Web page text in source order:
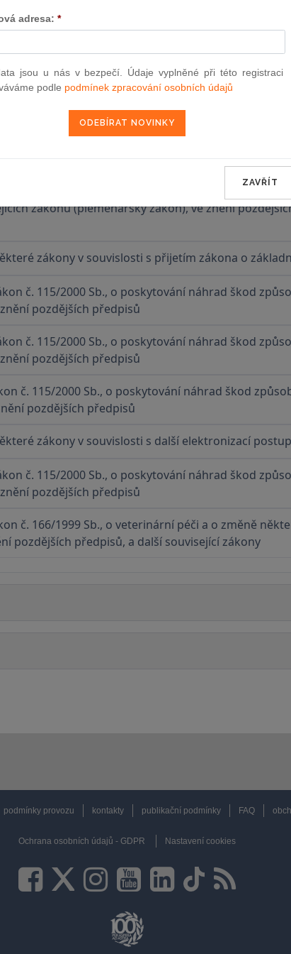
Zavřít
č. 115/2000 Sb., o poskytování náhrad škod
některých zákonů v souvislosti s ukončením
č. 154/2000 Sb., o šlechtění, plemenitbě a
zákonů (plemenářský zákon), ve znění
zákony v souvislosti s přijetím zákona o
č. 115/2000 Sb., o poskytování náhrad škod
pozdějších předpisů
č. 115/2000 Sb., o poskytování náhrad škod
pozdějších předpisů
č. 115/2000 Sb., o poskytování náhrad škod
pozdějších předpisů
zákony v souvislosti s další elektronizací
č. 115/2000 Sb., o poskytování náhrad škod
pozdějších předpisů
č. 166/1999 Sb., o veterinární péči a o změně
pozdějších předpisů, a další související zákony
podmínky provozu kontakty publikační podmínky FAQ
Ochrana osobních údajů - GDPR Nastavení cookies
adresa: *
jsou u nás v bezpečí. Údaje vyplněné při této registraci
podle podmínek zpracování osobních údajů
ZAVŘÍT